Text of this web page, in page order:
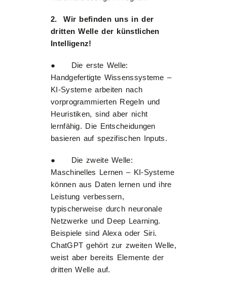
2. Wir befinden uns in der
dritten Welle der künstlichen
Intelligenz!
● Die erste Welle:
Handgefertigte Wissenssysteme –
KI-Systeme arbeiten nach
vorprogrammierten Regeln und
Heuristiken, sind aber nicht
lernfähig. Die Entscheidungen
basieren auf spezifischen Inputs.
● Die zweite Welle:
Maschinelles Lernen – KI-Systeme
können aus Daten lernen und ihre
Leistung verbessern,
typischerweise durch neuronale
Netzwerke und Deep Learning.
Beispiele sind Alexa oder Siri.
ChatGPT gehört zur zweiten Welle,
weist aber bereits Elemente der
dritten Welle auf.